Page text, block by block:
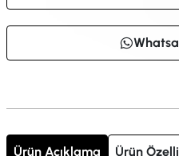
Ürün Açıklama Ürün